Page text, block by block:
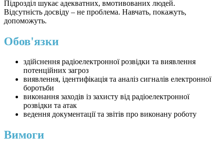
Підрозділ шукає адекватних, вмотивованих людей.
Відсутність досвіду – не проблема. Навчать, покажуть,
допоможуть.
Обов'язки
здійснення радіоелектронної розвідки та виявлення
потенційних загроз
виявлення, ідентифікація та аналіз сигналів електронної
боротьби
виконання заходів із захисту від радіоелектронної
розвідки та атак
ведення документації та звітів про виконану роботу
Вимоги